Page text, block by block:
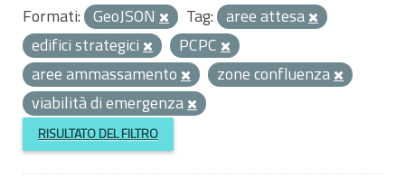
Formati: GeoJSON Tag: aree attesa
edifici strategici
PCPC
aree ammassamento
zone confluenza
viabilità di emergenza
RISULTATO DEL FILTRO